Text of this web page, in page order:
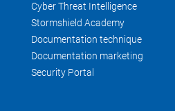
Cyber Threat Intelligence
Stormshield Academy
Documentation technique
Documentation marketing
Security Portal